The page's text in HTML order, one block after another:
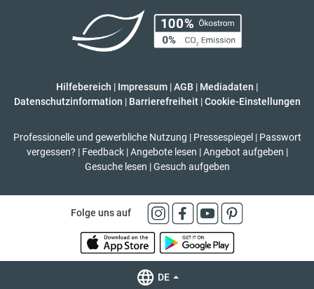
Hilfebereich | Impressum |AGB | Mediadaten |
Datenschutzinformation | Barrierefreiheit | Cookie-Einstellungen
Professionelle und gewerbliche Nutzung | Pressespiegel | Passwort
vergessen? | Feedback | Angebote lesen | Angebot aufgeben |
Gesuche lesen | Gesuch aufgeben
Folge uns auf
DE